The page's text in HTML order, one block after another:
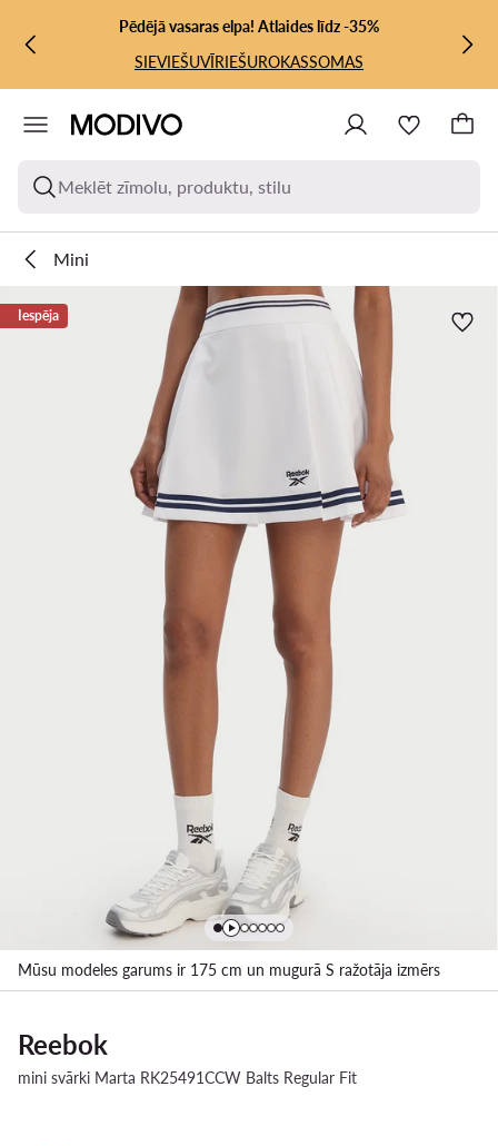
PĀRIET UZ GALVENO SATURU
PĀRIET UZ MEKLĒŠANUPēdējā vasaras elpa! Atlaides līdz -35%
SIEVIEŠUVĪRIEŠUROKASSOMAS
Meklēt zīmolu, produktu, stilu
Mini
Iespēja
Mūsu modeles garums ir 175 cm un mugurā S ražotāja izmērs
Reebok
mini svārki Marta RK25491CCW Balts Regular Fit